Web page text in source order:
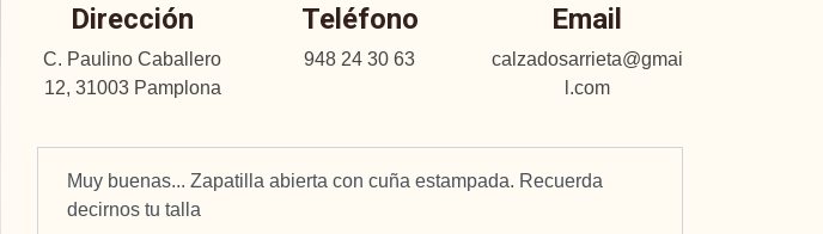
Dirección
C. Paulino Caballero
12, 31003 Pamplona
Teléfono
948 24 30 63
Email
calzadosarrieta@gmai
l.com